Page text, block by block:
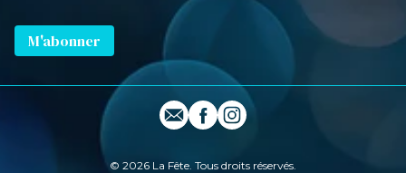
M'abonner
E-mailProfil Facebook
Profil Instagram
© 2026 La Fête. Tous droits réservés.